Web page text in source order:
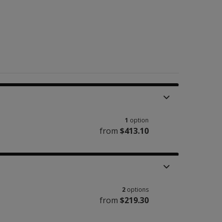
1 option
from $413.10
2 options
from $219.30